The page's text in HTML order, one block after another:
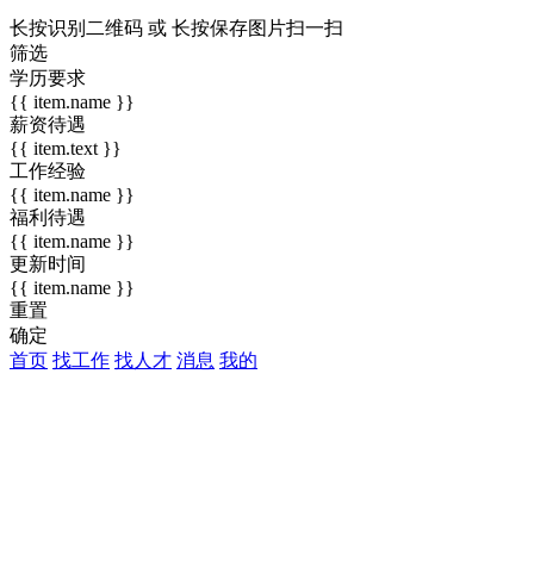
长按识别二维码 或 长按保存图片扫一扫
筛选
学历要求
{{ item.name }}
薪资待遇
{{ item.text }}
工作经验
{{ item.name }}
福利待遇
{{ item.name }}
更新时间
{{ item.name }}
重置
确定
首页 找工作 找人才 消息 我的